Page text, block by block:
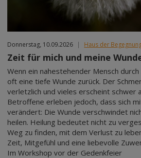
Donnerstag, 10.09.2026 | Haus der
Zeit für mich und meine
Wenn ein nahestehender Mensch
oft eine tiefe Wunde zurück. Der
verletzlich und vieles erscheint schwer
Betroffene erleben jedoch, dass sich
verändert: Die Wunde verschwindet
heilen. Heilung bedeutet nicht zu
Weg zu finden, mit dem Verlust zu
Zeit, Mitgefühl und eine liebevolle
Im Workshop vor der Gedenkfeier